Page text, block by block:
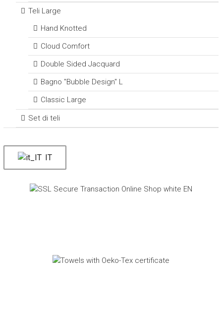
Teli Large
Hand Knotted
Cloud Comfort
Double Sided Jacquard
Bagno "Bubble Design" L
Classic Large
Set di teli
IT